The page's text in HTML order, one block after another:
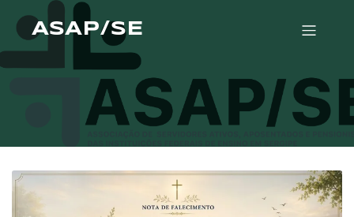
ASAP/SE